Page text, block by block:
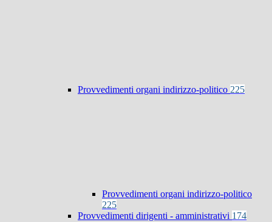
Provvedimenti organi indirizzo-politico 225
Provvedimenti organi indirizzo-politico
225
Provvedimenti dirigenti - amministrativi 174